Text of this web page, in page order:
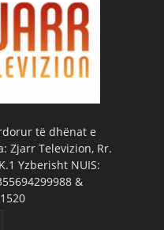
të dhënat e
Zjarr Televizion, Rr.
Yzberisht NUIS:
&